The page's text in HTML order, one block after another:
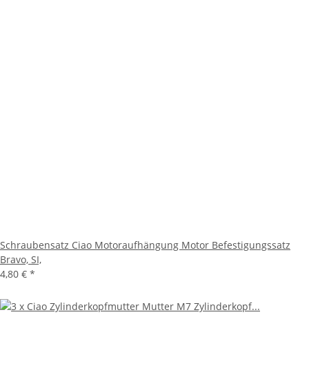
Schraubensatz Ciao Motoraufhängung Motor Befestigungssatz
Bravo, SI,
4,80 € *